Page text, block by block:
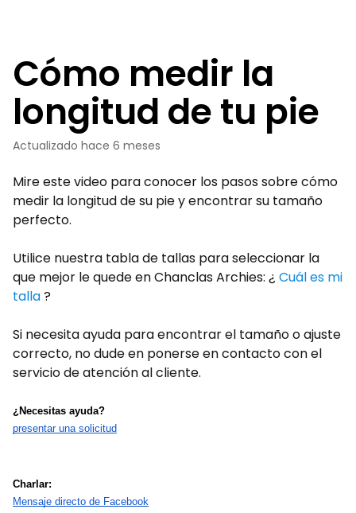
Cómo medir la
longitud de tu pie
Actualizado hace 6 meses
Mire este video para conocer los pasos sobre cómo
medir la longitud de su pie y encontrar su tamaño
perfecto.
Utilice nuestra tabla de tallas para seleccionar la
que mejor le quede en Chanclas Archies: ¿ Cuál es mi
talla?
Si necesita ayuda para encontrar el tamaño o ajuste
correcto, no dude en ponerse en contacto con el
servicio de atención al cliente.
¿Necesitas ayuda?
presentar una solicitud
Charlar:
Mensaje directo de Facebook